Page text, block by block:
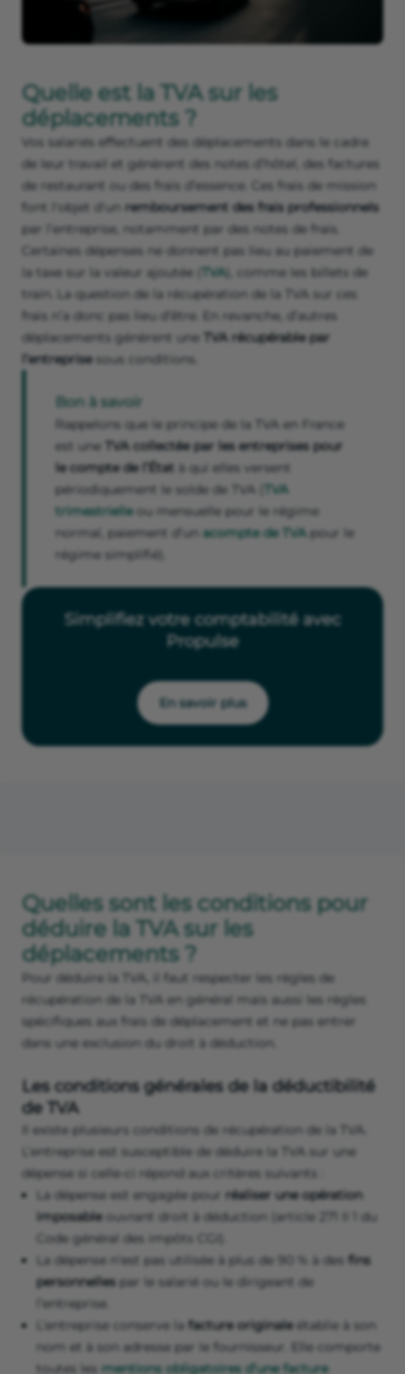
Quelle est la TVA sur les
déplacements ?
Vos salariés effectuent des déplacements dans le cadre
de leur travail et génèrent des notes d’hôtel, des factures
de restaurant ou des frais d’essence. Ces frais de mission
font l'objet d'un remboursement des frais professionnels
par l’entreprise, notamment par des notes de frais.
Certaines dépenses ne donnent pas lieu au paiement de
la taxe sur la valeur ajoutée (
TVA), comme les billets de
train. La question de la récupération de la TVA sur ces
frais n’a donc pas lieu d’être. En revanche, d’autres
déplacements génèrent une TVA récupérable par
l’entreprisesous conditions.
Bon à savoir
Rappelons que le principe de la TVA en France
est une TVA collectée par les entreprises pour
le compte de l’État à qui elles versent
périodiquement le solde de TVA (
TVA
trimestrielleou mensuelle pour le régime
normal, paiement d’un acompte de TVA pour le
régime simplifié).
Simplifiez votre comptabilité avec
Propulse
En savoir plus
Quelles sont les conditions pour
déduire la TVA sur les
déplacements ?
Pour déduire la TVA, il faut respecter les règles de
récupération de la TVA en général mais aussi les règles
spécifiques aux frais de déplacement et ne pas entrer
dans une exclusion du droit à déduction.
Les conditions générales de la déductibilité
de TVA
Il existe plusieurs conditions de récupération de la TVA.
L’entreprise est susceptible de déduire la TVA sur une
dépense si celle-ci répond aux critères suivants :
La dépense est engagée pour réaliser une opération
imposableouvrant droit à déduction (article 271 II 1 du
Code général des impôts CGI).
La dépense n’est pas utilisée à plus de 90 % à des fins
personnelles par le salarié ou le dirigeant de
l’entreprise.
L’entreprise conserve la facture originale établie à son
nom et à son adresse par le fournisseur. Elle comporte
toutes les mentions obligatoires d’une facture